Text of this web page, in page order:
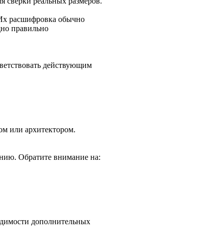
расшифровка обычно
правильно
действующим
или архитектором.
Обратите внимание на:
дополнительных